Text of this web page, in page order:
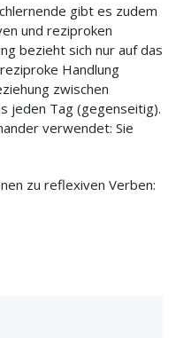
gibt es zudem
und reziproken
bezieht sich nur auf das
Handlung
zwischen
jeden Tag (gegenseitig).
verwendet: Sie
zu reflexiven Verben: